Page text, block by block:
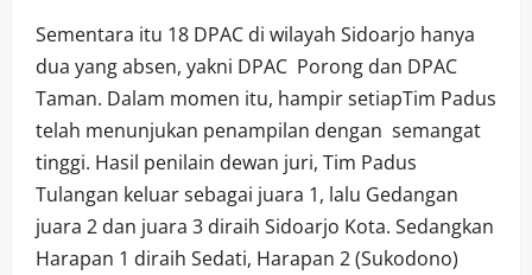
Sementara itu 18 DPAC di wilayah Sidoarjo hanya
dua yang absen, yakni DPAC Porong dan DPAC
Taman. Dalam momen itu, hampir setiapTim Padus
telah menunjukan penampilan dengan semangat
tinggi. Hasil penilain dewan juri, Tim Padus
Tulangan keluar sebagai juara 1, lalu Gedangan
juara 2 dan juara 3 diraih Sidoarjo Kota. Sedangkan
Harapan 1 diraih Sedati, Harapan 2 (Sukodono)